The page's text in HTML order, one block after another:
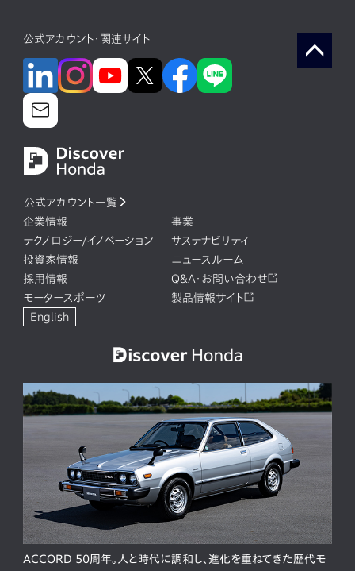
公式アカウント・関連サイト
公式アカウント一覧
企業情報
事業
テクノロジー/イノベーション
サステナビリティ
投資家情報
ニュースルーム
採用情報
Q&A・お問い合わせ
モータースポーツ
製品情報サイト
English
ACCORD 50周年。人と時代に調和し、進化を重ねてきた歴代モ